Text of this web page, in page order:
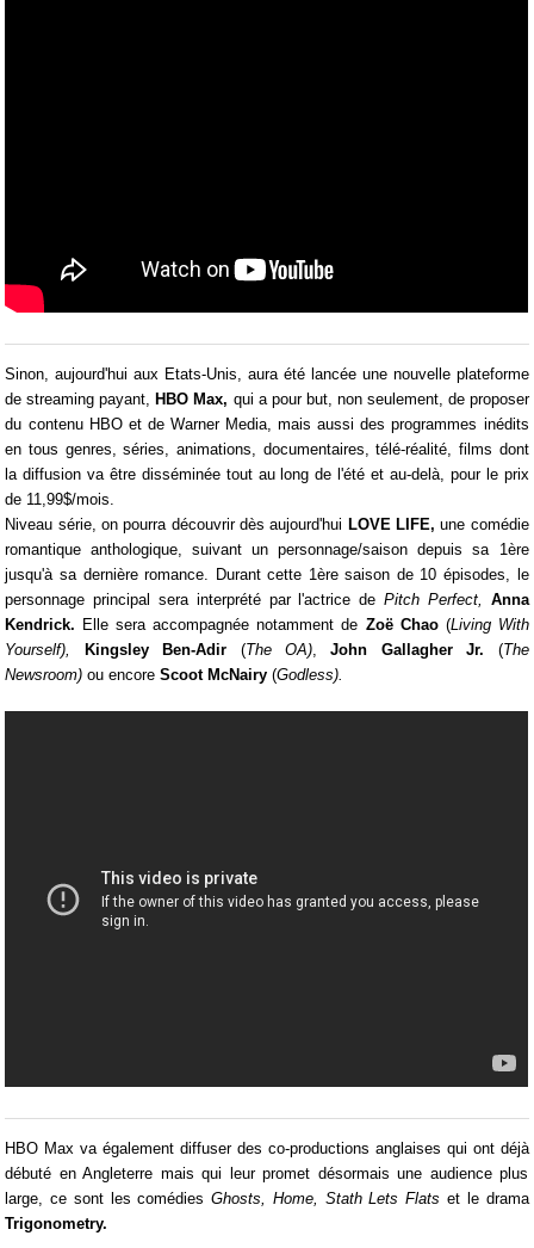
Sinon, aujourd'hui aux Etats-Unis, aura été lancée une nouvelle plateforme
de streaming payant, HBO Max, qui a pour but, non seulement, de proposer
du contenu HBO et de Warner Media, mais aussi des programmes inédits
en tous genres, séries, animations, documentaires, télé-réalité, films dont
la diffusion va être disséminée tout au long de l'été et au-delà, pour le prix
de 11,99$/mois.
Niveau série, on pourra découvrir dès aujourd'hui LOVE LIFE,une comédie
romantique anthologique, suivant un personnage/saison depuis sa 1ère
jusqu'à sa dernière romance. Durant cette 1ère saison de 10 épisodes, le
personnage principal sera interprété par l'actrice de Pitch Perfect, Anna
Kendrick. Elle sera accompagnée notamment de Zoë Chao (Living With
Yourself),
Kingsley Ben-Adir (The OA),John Gallagher Jr. (The
Newsroom)ou encoreScoot McNairy(Godless).
HBO Max va également diffuser des co-productions anglaises qui ont déjà
débuté en Angleterre mais qui leur promet désormais une audience plus
large, ce sont les comédiesGhosts, Home, Stath Lets Flats et le drama
Trigonometry.